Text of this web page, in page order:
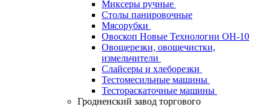
Миксеры ручные
Столы панировочные
Мясорубки
Овоскоп Новые Технологии ОН-10
Овощерезки, овощечистки,
измельчители
Слайсеры и хлеборезки
Тестомесильные машины
Тестораскаточные машины
Гродненский завод торгового